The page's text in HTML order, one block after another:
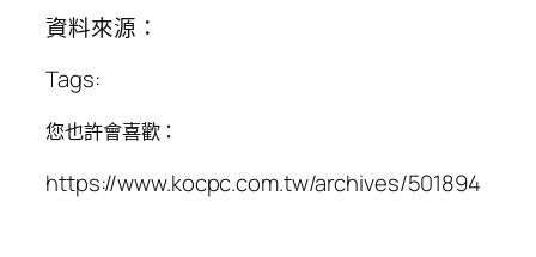
資料來源：
Tags:
您也許會喜歡：
https://www.kocpc.com.tw/archives/501894